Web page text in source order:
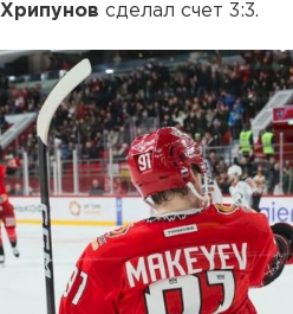
Хрипунов сделал счет 3:3.